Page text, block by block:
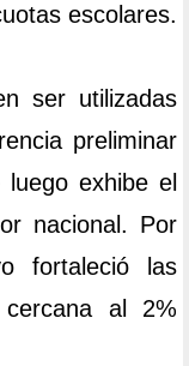
escolares.
ser utilizadas
preliminar
exhibe el
nacional. Por
fortaleció las
al 2%